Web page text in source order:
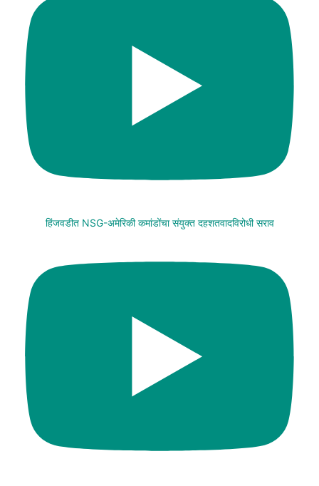
हिंजवडीत NSG-अमेरिकी कमांडोंचा संयुक्त दहशतवादविरोधी सराव